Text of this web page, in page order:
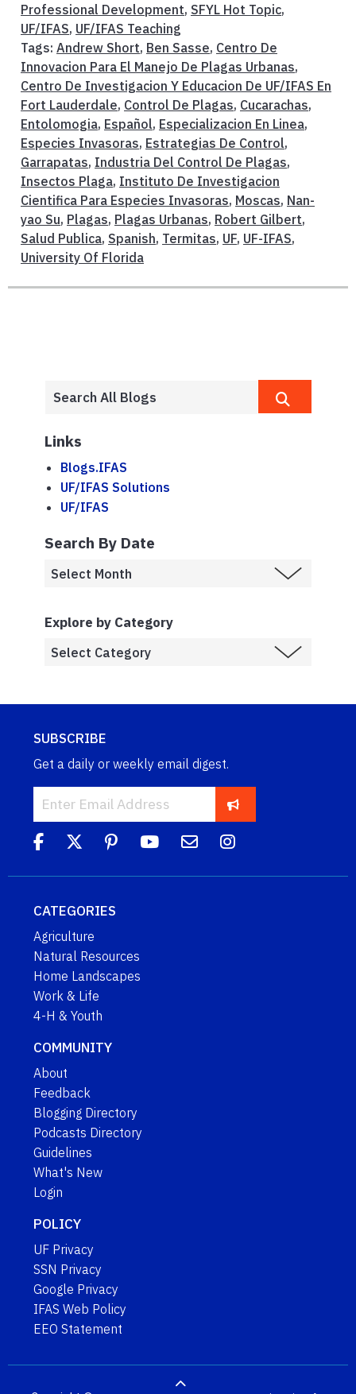
Professional Development, SFYL Hot Topic,
UF/IFAS, UF/IFAS Teaching
Tags: Andrew Short, Ben Sasse, Centro De
Innovacion Para El Manejo De Plagas Urbanas,
Centro De Investigacion Y Educacion De UF/IFAS En
Fort Lauderdale, Control De Plagas, Cucarachas,
Entolomogia, Español, Especializacion En Linea,
Especies Invasoras, Estrategias De Control,
Garrapatas, Industria Del Control De Plagas,
Insectos Plaga, Instituto De Investigacion
Cientifica Para Especies Invasoras, Moscas, Nan-
yao Su, Plagas, Plagas Urbanas, Robert Gilbert,
Salud Publica, Spanish, Termitas, UF, UF-IFAS,
University Of Florida
Links
Blogs.IFAS
UF/IFAS Solutions
UF/IFAS
Search By Date
Explore by Category
SUBSCRIBE
Get a daily or weekly email digest.
CATEGORIES
Agriculture
Natural Resources
Home Landscapes
Work & Life
4-H & Youth
COMMUNITY
About
Feedback
Blogging Directory
Podcasts Directory
Guidelines
What's New
Login
POLICY
UF Privacy
SSN Privacy
Google Privacy
IFAS Web Policy
EEO Statement